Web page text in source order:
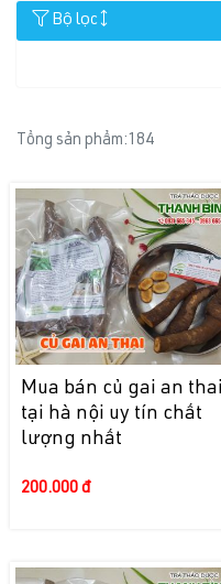
Bộ lọc
Tổng sản phẩm: 184
Mua bán củ gai an thai
tại hà nội uy tín chất
lượng nhất
200.000 đ